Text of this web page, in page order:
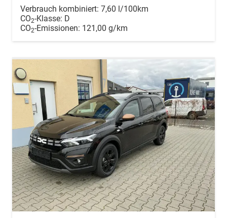
Verbrauch kombiniert: 7,60 l/100km
CO2-Klasse: D
CO2-Emissionen: 121,00 g/km